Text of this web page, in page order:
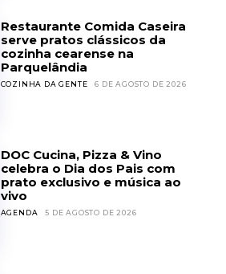
Restaurante Comida Caseira
serve pratos clássicos da
cozinha cearense na
Parquelândia
COZINHA DA GENTE 6 DE AGOSTO DE 2026
DOC Cucina, Pizza & Vino
celebra o Dia dos Pais com
prato exclusivo e música ao
vivo
AGENDA 5 DE AGOSTO DE 2026